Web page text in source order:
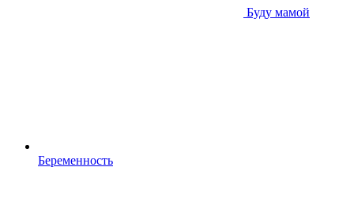
Буду мамой
Беременность